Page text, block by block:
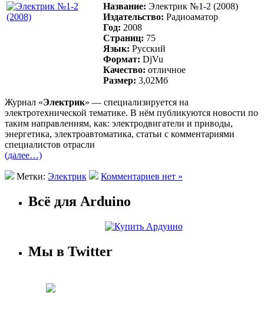
Название: Электрик №1-2 (2008)
Издательство: Радиоаматор
Год: 2008
Страниц: 75
Язык: Русский
Формат: DjVu
Качество: отличное
Размер: 3,02Mб
Журнал «Электрик» — специализируется на
электротехнической тематике. В нём публикуются новости по
таким направлениям, как: электродвигатели и приводы,
энергетика, электроавтоматика, статьи с комментариями
специалистов отрасли
(далее…)
Метки: Электрик Комментариев нет »
Всё для Arduino
Мы в Twitter